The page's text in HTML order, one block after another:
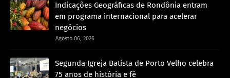
Indicações Geográficas de Rondônia entram
em programa internacional para acelerar
negócios
Agosto 06, 2026
Segunda Igreja Batista de Porto Velho celebra
75 anos de história e fé